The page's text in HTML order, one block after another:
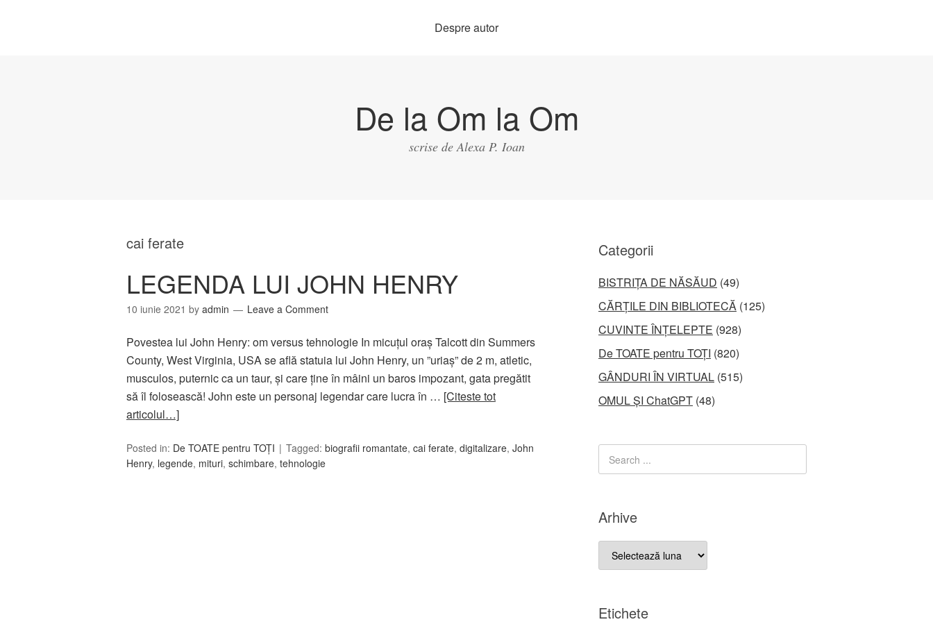
Despre autor
De la Om la Om
scrise de Alexa P. Ioan
cai ferate
LEGENDA LUI JOHN HENRY
10 iunie 2021 by admin Leave a Comment
Povestea lui John Henry: om versus tehnologie In micuțul oraș Talcott din Summers
County, West Virginia, USA se află statuia lui John Henry, un ”uriaș” de 2 m, atletic,
musculos, puternic ca un taur, și care ține în mâini un baros impozant, gata pregătit
să îl folosească! John este un personaj legendar care lucra în … [Citeste tot
articolul…]
Posted in: De TOATE pentru TOȚI Tagged: biografii romantate, cai ferate, digitalizare, John
Henry, legende, mituri, schimbare, tehnologie
Categorii
BISTRIȚA DE NĂSĂUD (49)
CĂRȚILE DIN BIBLIOTECĂ (125)
CUVINTE ÎNȚELEPTE (928)
De TOATE pentru TOȚI (820)
GÂNDURI ÎN VIRTUAL (515)
OMUL ȘI ChatGPT (48)
Arhive
Arhive
Etichete